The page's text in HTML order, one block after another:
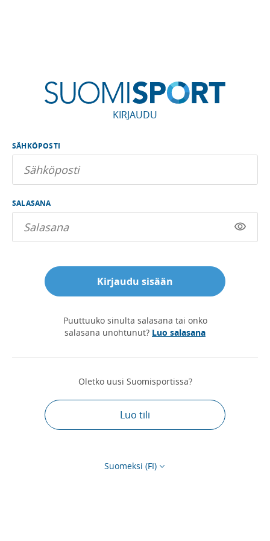
KIRJAUDU
SÄHKÖPOSTI
SALASANA
Kirjaudu sisään
Puuttuuko sinulta salasana tai onko
salasana unohtunut? Luo salasana
Oletko uusi Suomisportissa?
Luo tili
Suomeksi (FI)